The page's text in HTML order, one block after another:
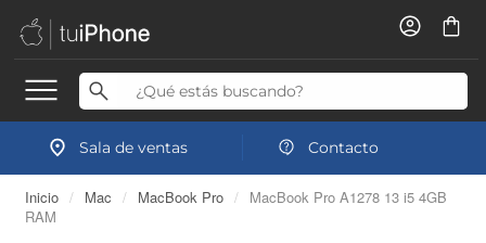
Sala de ventas Contacto
Inicio / Mac / MacBook Pro / MacBook Pro A1278 13 i5 4GB
RAM